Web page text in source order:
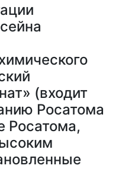
(входит
Росатома
Росатома,